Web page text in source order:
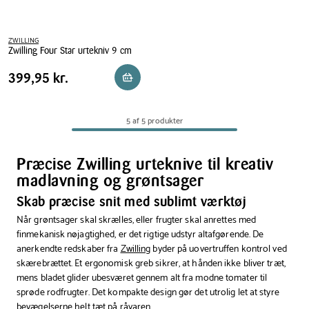
ZWILLING
Zwilling Four Star urtekniv 9 cm
Zwilling
Four
Pris
Pris 399,95 kr.
399,95 kr. Reservér i butik
5 af 5 produkter
Præcise Zwilling urteknive til kreativ
madlavning og grøntsager
Skab præcise snit med sublimt værktøj
Når grøntsager skal skrælles, eller frugter skal anrettes med
finmekanisk nøjagtighed, er det rigtige udstyr altafgørende. De
anerkendte redskaber fraZwillingbyder på uovertruffen kontrol ved
skærebrættet. Et ergonomisk greb sikrer, at hånden ikke bliver træt,
mens bladet glider ubesværet gennem alt fra modne tomater til
sprøde rodfrugter. Det kompakte design gør det utrolig let at styre